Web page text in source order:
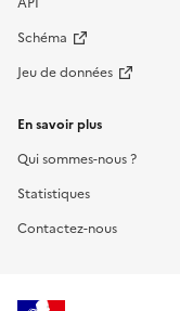
Schéma
Jeu de données
En savoir plus
Qui sommes-nous ?
Statistiques
Contactez-nous